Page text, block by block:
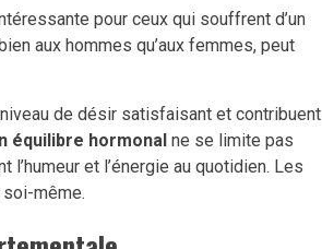
pour ceux qui souffrent d’un
aux hommes qu’aux femmes, peut
de désir satisfaisant et contribuent
équilibre hormonal ne se limite pas
et l’énergie au quotidien. Les
même.